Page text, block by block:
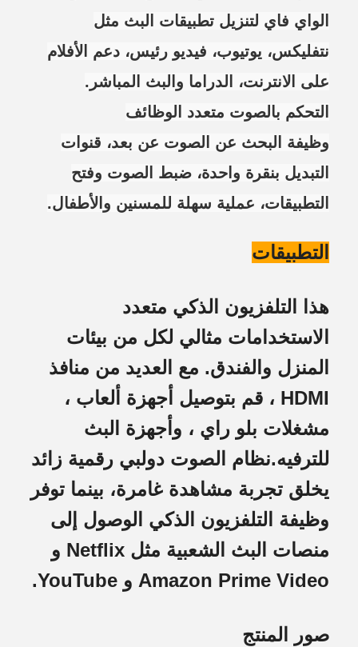
الواي فاي لتنزيل تطبيقات البث مثل
نتفليكس، يوتيوب، فيديو رئيس، دعم الأفلام
على الانترنت، الدراما والبث المباشر.
التحكم بالصوت متعدد الوظائف
وظيفة البحث عن الصوت عن بعد، قنوات
التبديل بنقرة واحدة، ضبط الصوت وفتح
التطبيقات، عملية سهلة للمسنين والأطفال.
التطبيقات
هذا التلفزيون الذكي متعدد
الاستخدامات مثالي لكل من بيئات
المنزل والفندق. مع العديد من منافذ
HDMI ، قم بتوصيل أجهزة ألعاب ،
مشغلات بلو راي ، وأجهزة البث
للترفيه.نظام الصوت دولبي رقمية زائد
يخلق تجربة مشاهدة غامرة، بينما توفر
وظيفة التلفزيون الذكي الوصول إلى
منصات البث الشعبية مثل Netflix و
Amazon Prime Video و YouTube.
صور المنتج